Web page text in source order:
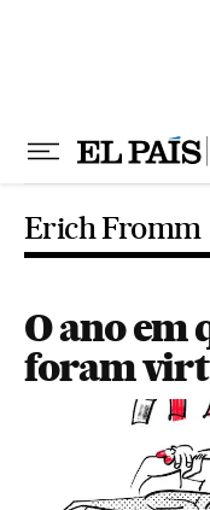
Erich Fromm
O ano em
foram